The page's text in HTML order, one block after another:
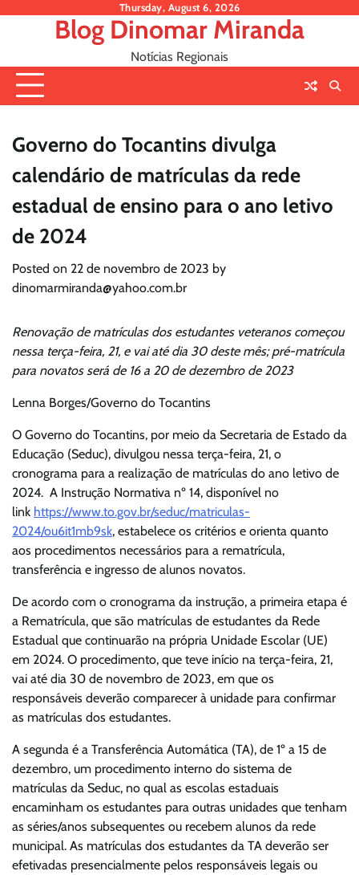
Thursday, August 6, 2026
Blog Dinomar Miranda
Notícias Regionais
Governo do Tocantins divulga
calendário de matrículas da rede
estadual de ensino para o ano letivo
de 2024
Posted on 22 de novembro de 2023 by
dinomarmiranda@yahoo.com.br
Renovação de matrículas dos estudantes veteranos começou
nessa terça-feira, 21, e vai até dia 30 deste mês; pré-matrícula
para novatos será de 16 a 20 de dezembro de 2023
Lenna Borges/Governo do Tocantins
O Governo do Tocantins, por meio da Secretaria de Estado da
Educação (Seduc), divulgou nessa terça-feira, 21, o
cronograma para a realização de matrículas do ano letivo de
2024. A Instrução Normativa nº 14, disponível no
link https://www.to.gov.br/seduc/matriculas-
2024/ou6it1mb9sk, estabelece os critérios e orienta quanto
aos procedimentos necessários para a rematrícula,
transferência e ingresso de alunos novatos.
De acordo com o cronograma da instrução, a primeira etapa é
a Rematrícula, que são matrículas de estudantes da Rede
Estadual que continuarão na própria Unidade Escolar (UE)
em 2024. O procedimento, que teve início na terça-feira, 21,
vai até dia 30 de novembro de 2023, em que os
responsáveis deverão comparecer à unidade para confirmar
as matrículas dos estudantes.
A segunda é a Transferência Automática (TA), de 1º a 15 de
dezembro, um procedimento interno do sistema de
matrículas da Seduc, no qual as escolas estaduais
encaminham os estudantes para outras unidades que tenham
as séries/anos subsequentes ou recebem alunos da rede
municipal. As matrículas dos estudantes da TA deverão ser
efetivadas presencialmente pelos responsáveis legais ou